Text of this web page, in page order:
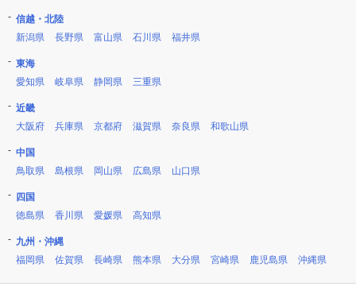
信越・北陸
新潟県
長野県 富山県 石川県 福井県
東海
愛知県
岐阜県 静岡県 三重県
近畿
大阪府
兵庫県 京都府 滋賀県 奈良県 和歌山県
中国
鳥取県
島根県 岡山県 広島県 山口県
四国
徳島県
香川県 愛媛県 高知県
九州・沖縄
福岡県
佐賀県 長崎県 熊本県 大分県 宮崎県 鹿児島県 沖縄県